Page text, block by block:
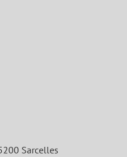
Sarcelles